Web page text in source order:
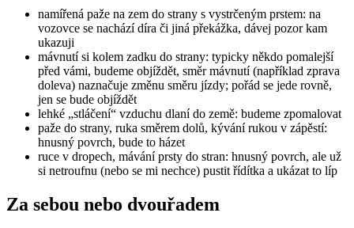
namířená paže na zem do strany s vystrčeným prstem: na
vozovce se nachází díra či jiná překážka, dávej pozor kam
ukazuji
mávnutí si kolem zadku do strany: typicky někdo pomalejší
před vámi, budeme objíždět, směr mávnutí (například zprava
doleva) naznačuje změnu směru jízdy; pořád se jede rovně,
jen se bude objíždět
lehké „stláčení“ vzduchu dlaní do země: budeme zpomalovat
paže do strany, ruka směrem dolů, kývání rukou v zápěstí:
hnusný povrch, bude to házet
ruce v dropech, mávání prsty do stran: hnusný povrch, ale už
si netroufnu (nebo se mi nechce) pustit řídítka a ukázat to líp
Za sebou nebo dvouřadem